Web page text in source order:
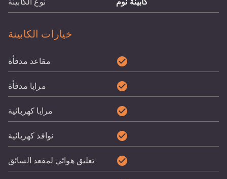
خيارات الكابينة
مقاعد مدفأة check_circle
مرايا مدفأة check_circle
مرايا كهربائية check_circle
نوافذ كهربائية check_circle
تعليق هوائي لمقعد السائق check_circle